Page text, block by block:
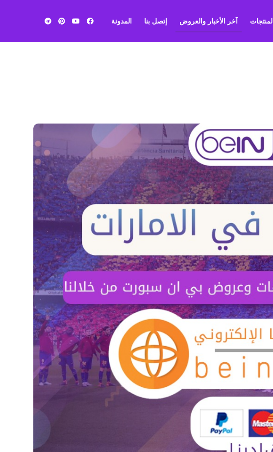
المنتجات آخر الأخبار والعروض إتصل بنا المدونة